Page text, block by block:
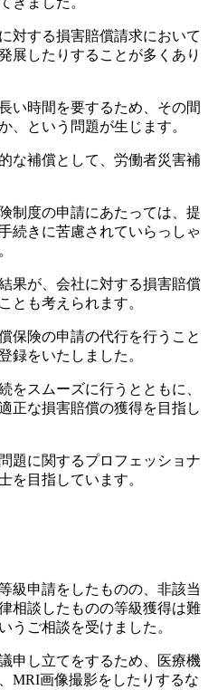
対する損害賠償請求において
展したりすることが多くあり
い時間を要するため、その間
、という問題が生じます。
な補償として、労働者災害補
制度の申請にあたっては、提
続きに苦慮されていらっしゃ
果が、会社に対する損害賠償
とも考えられます。
保険の申請の代行を行うこと
録をいたしました。
をスムーズに行うとともに、
正な損害賠償の獲得を目指し
題に関するプロフェッショナ
を目指しています。
級申請をしたものの、非該当
相談したものの等級獲得は難
うご相談を受けました。
申し立てをするため、医療機
MRI画像撮影をしたりするな